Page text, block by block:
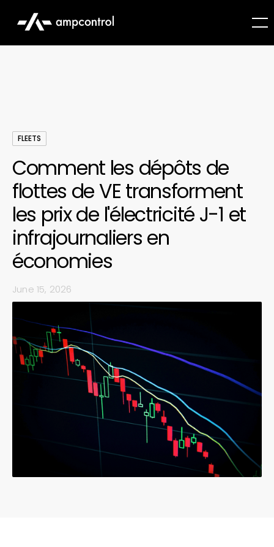
FLEETS
Comment les dépôts de
flottes de VE transforment
les prix de l'électricité J-1 et
infrajournaliers en
économies
June 15, 2026